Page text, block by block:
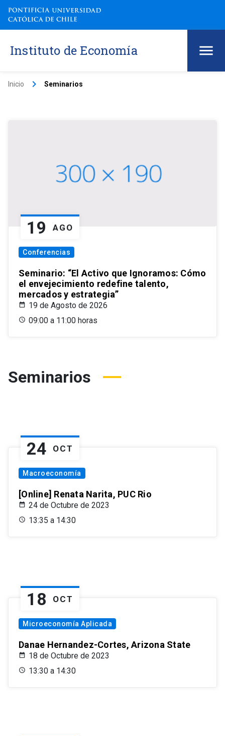
Instituto de Economía
Inicio keyboard_arrow_right Seminarios
19 AGO
Conferencias
Seminario: “El Activo que Ignoramos: Cómo
el envejecimiento redefine talento,
mercados y estrategia”
19 de Agosto de 2026
09:00 a 11:00 horas
Seminarios
24 OCT
Macroeconomía
[Online] Renata Narita, PUC Rio
24 de Octubre de 2023
13:35 a 14:30
18 OCT
Microeconomía Aplicada
Danae Hernandez-Cortes, Arizona State
18 de Octubre de 2023
13:30 a 14:30